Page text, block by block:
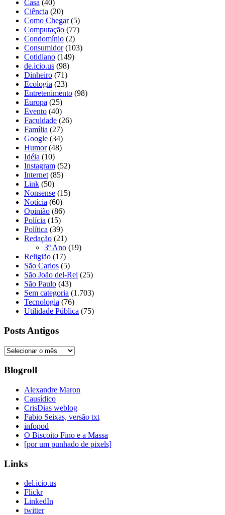
Casa (40)
Ciência (20)
Como Chegar(5)
Computação (77)
Condomínio (2)
Consumidor(103)
Cotidiano (149)
de.icio.us (98)
Dinheiro (71)
Ecologia (23)
Entretenimento (98)
Europa (25)
Evento (40)
Faculdade (26)
Família (27)
Google (34)
Humor(48)
Idéia (10)
Instagram (52)
Internet (85)
Link (50)
Nonsense (15)
Notícia (60)
Opinião (86)
Polícia (15)
Política (39)
Redação (21)
3º Ano (19)
Religião (17)
São Carlos (5)
São João del-Rei (25)
São Paulo (43)
Sem categoria (1.703)
Tecnologia (76)
Utilidade Pública (75)
Posts Antigos
Posts
Blogroll
Alexandre Maron
Causídico
CrisDias weblog
Fabio Seixas, versão txt
infopod
O Biscoito Fino e a Massa
[por um punhado de pixels]
Links
del.icio.us
Flickr
LinkedIn
twitter